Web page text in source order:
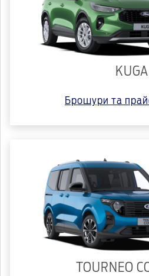
KUGA
Брошури та
TOURNEO